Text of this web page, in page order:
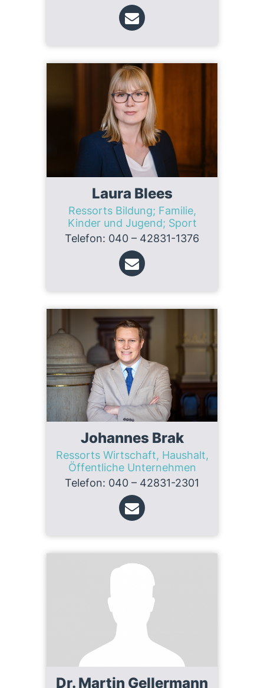
Laura Blees
Ressorts Bildung; Familie,
Kinder und Jugend; Sport
Telefon: 040 – 42831-1376
Johannes Brak
Ressorts Wirtschaft, Haushalt,
Öffentliche Unternehmen
Telefon: 040 – 42831-2301
Dr. Martin Gellermann